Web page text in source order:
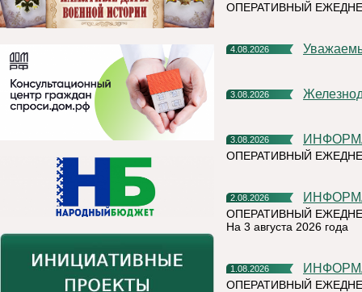
ОПЕРАТИВНЫЙ
4.08.2026
3.08.2026
3.08.2026
ОПЕРАТИВНЫЙ
2.08.2026
ОПЕРАТИВНЫЙ
На 3 августа 2026 года
1.08.2026
ОПЕРАТИВНЫЙ